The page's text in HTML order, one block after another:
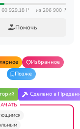
929,18 ₽ из 206 900 ₽
Помочь
Избранное
Позже
Сделано в